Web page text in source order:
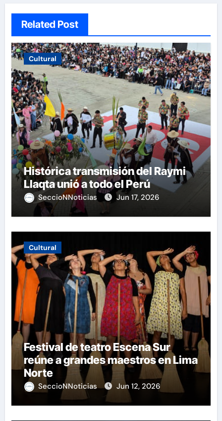
Related Post
Cultural
Histórica transmisión del Raymi
Llaqta unió a todo el Perú
SeccioNNoticias Jun 17, 2026
Cultural
Festival de teatro Escena Sur
reúne a grandes maestros en Lima
Norte
SeccioNNoticias Jun 12, 2026